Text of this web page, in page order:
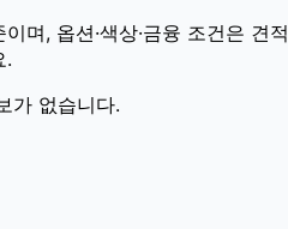
며, 옵션·색상·금융 조건은 견적
.
가 없습니다.